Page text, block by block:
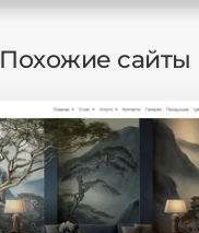
Похожие сайты